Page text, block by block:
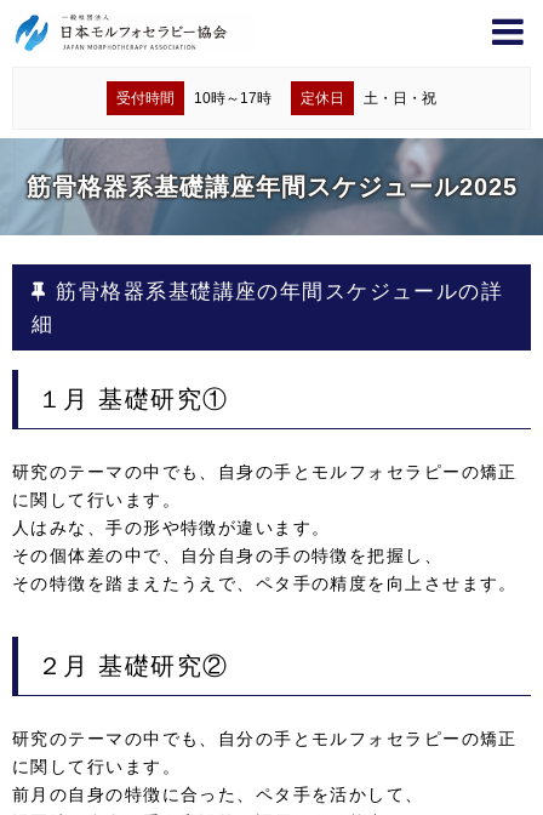
受付時間 10時～17時 定休日 土・日・祝
筋骨格器系基礎講座年間スケジュール2025
筋骨格器系基礎講座の年間スケジュールの詳
細
１月 基礎研究①
研究のテーマの中でも、自身の手とモルフォセラピーの矯正
に関して行います。
人はみな、手の形や特徴が違います。
その個体差の中で、自分自身の手の特徴を把握し、
その特徴を踏まえたうえで、ペタ手の精度を向上させます。
２月 基礎研究②
研究のテーマの中でも、自分の手とモルフォセラピーの矯正
に関して行います。
前月の自身の特徴に合った、ペタ手を活かして、